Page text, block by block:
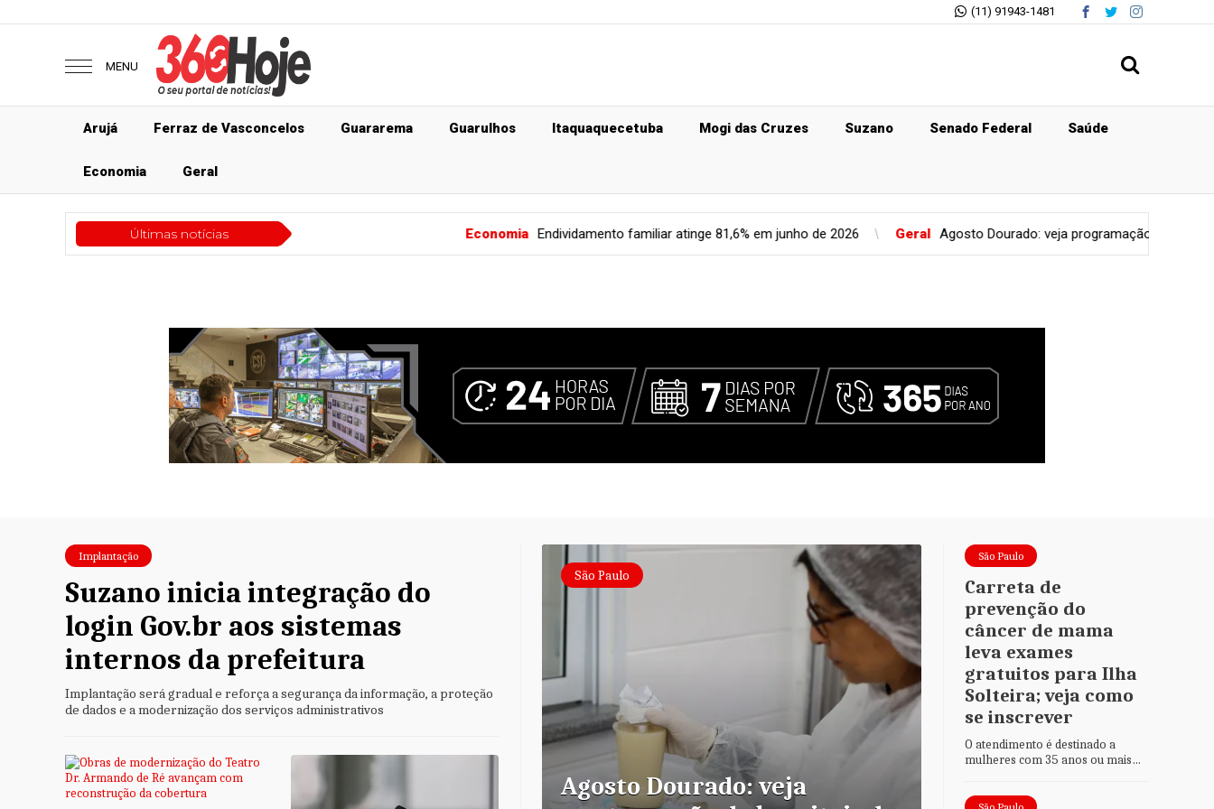
(11) 91943-1481
MENU
Arujá Ferraz de Vasconcelos Guararema Guarulhos Itaquaquecetuba Mogi das Cruzes Suzano Senado Federal Saúde
Economia Geral
Últimas notícias Endividamento familiar atinge 81,6% em junho de 2026 Geral Agosto Dourado: veja programação de hospitais da
Implantação
Suzano inicia integração do
login Gov.br aos sistemas
internos da prefeitura
Implantação será gradual e reforça a segurança da informação, a proteção
de dados e a modernização dos serviços administrativos
o
São Paulo
Agosto Dourado: veja
São Paulo
Carreta de
prevenção do
câncer de mama
leva exames
gratuitos para Ilha
Solteira; veja como
se inscrever
O atendimento é destinado a
mulheres com 35 anos ou mais